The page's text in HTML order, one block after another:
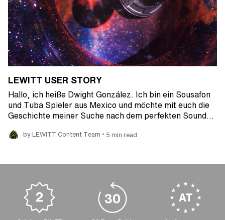
LEWITT USER STORY
Hallo, ich heiße Dwight González. Ich bin ein Sousafon
und Tuba Spieler aus Mexico und möchte mit euch die
Geschichte meiner Suche nach dem perfekten Sound…
by LEWITT Content Team • 5 min read